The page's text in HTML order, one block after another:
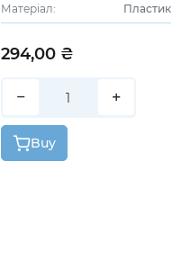
Матеріал: Пластик
294,00 ₴
− +
Buy